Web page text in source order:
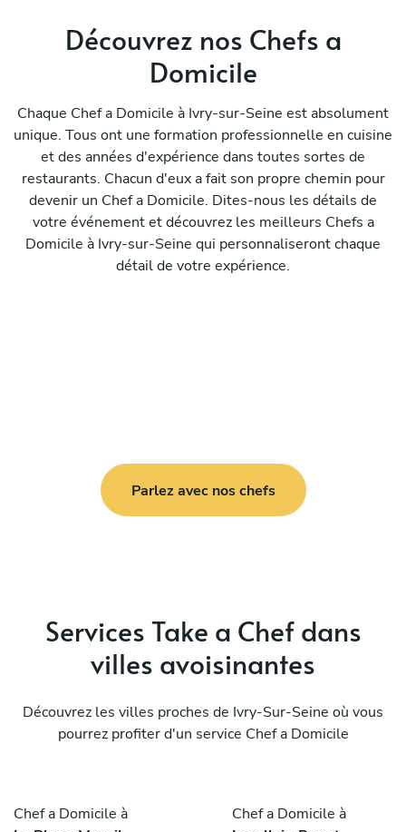
Découvrez nos Chefs a
Domicile
Chaque Chef a Domicile à Ivry-sur-Seine est absolument
unique. Tous ont une formation professionnelle en cuisine
et des années d'expérience dans toutes sortes de
restaurants. Chacun d'eux a fait son propre chemin pour
devenir un Chef a Domicile. Dites-nous les détails de
votre événement et découvrez les meilleurs Chefs a
Domicile à Ivry-sur-Seine qui personnaliseront chaque
détail de votre expérience.
Parlez avec nos chefs
Services Take a Chef dans
villes avoisinantes
Découvrez les villes proches de Ivry-Sur-Seine où vous
pourrez profiter d'un service Chef a Domicile
Chef a Domicile à
Chef a Domicile à